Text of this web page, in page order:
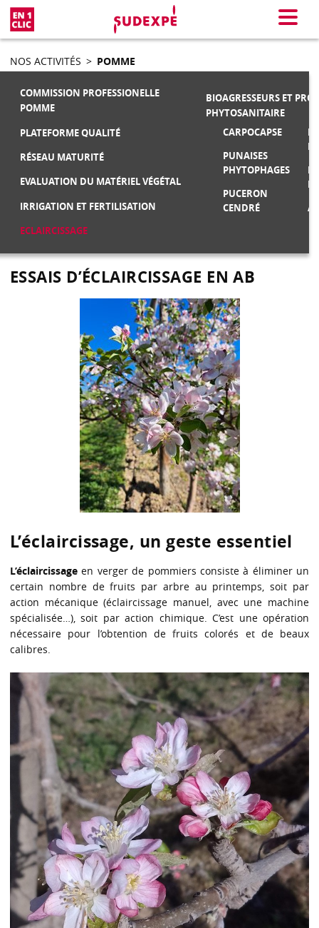
Menu
NOS ACTIVITÉS > POMME
COMMISSION PROFESSIONELLE
POMME
PLATEFORME QUALITÉ
RÉSEAU MATURITÉ
EVALUATION DU MATÉRIEL VÉGÉTAL
IRRIGATION ET FERTILISATION
ECLAIRCISSAGE
BIOAGRESSEURS ET
PHYTOSANITAIRE
CARPOCAPSE
PUNAISES
PHYTOPHAGES
PUCERON
CENDRÉ
ESSAIS D’ÉCLAIRCISSAGE EN AB
L’éclaircissage, un geste essentiel
L’éclaircissage en verger de pommiers consiste à éliminer un
certain nombre de fruits par arbre au printemps, soit par
action mécanique (éclaircissage manuel, avec une machine
spécialisée…), soit par action chimique. C’est une opération
nécessaire pour l’obtention de fruits colorés et de beaux
calibres.